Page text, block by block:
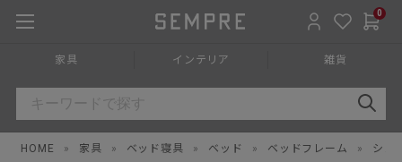
0
家具 インテリア 雑貨
HOME » 家具 » ベッド寝具 » ベッド » ベッドフレーム » シン